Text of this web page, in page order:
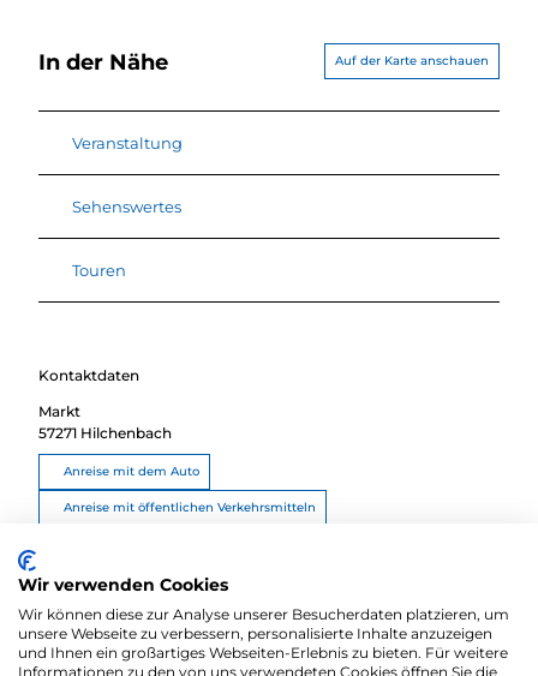
In der Nähe Auf der Karte anschauen
Veranstaltung
Sehenswertes
Touren
Kontaktdaten
Markt
57271 Hilchenbach
Anreise mit dem Auto
Anreise mit öffentlichen Verkehrsmitteln
Wir verwenden Cookies
Wir können diese zur Analyse unserer Besucherdaten platzieren, um
unsere Webseite zu verbessern, personalisierte Inhalte anzuzeigen
und Ihnen ein großartiges Webseiten-Erlebnis zu bieten. Für weitere
Informationen zu den von uns verwendeten Cookies öffnen Sie die